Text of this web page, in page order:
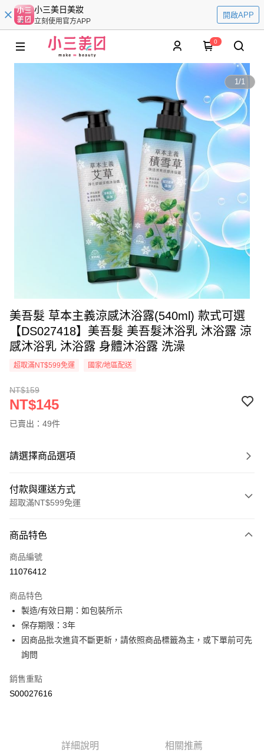
小三美日美妝
立刻使用官方APP
開啟APP
0
1/1
美吾髮 草本主義涼感沐浴露(540ml) 款式可選
【DS027418】美吾髮 美吾髮沐浴乳 沐浴露 涼
感沐浴乳 沐浴露 身體沐浴露 洗澡
超取滿NT$599免運 國家/地區配送
NT$159
NT$145
已賣出：49件
請選擇商品選項
付款與運送方式
超取滿NT$599免運
信用卡一次付款
超商取貨付款
Apple Pay
街口支付
全盈+PAY
ATM付款
商品特色
商品編號
11076412
商品特色
製造/有效日期：如包裝所示
保存期限：3年
因商品批次進貨不斷更新，請依照商品標籤為主，或下單前可先
詢問
銷售重點
S00027616
詳細說明 相關推薦